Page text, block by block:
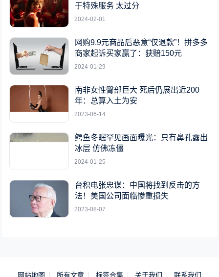
于特殊服务 太过分
2024-02-01
网购9.9元商品后恶意“仅退款”！拼多多
商家起诉买家赢了：获赔150元
2024-01-29
南非女性臀部巨大 死后仍展出近200
年：总算入土为安
2023-06-14
鳄鱼冬眠罕见画面曝光：只有鼻孔露出
冰层 仿佛冻僵
2024-01-25
台积电张忠谋：中国将找到反击的方
法！美国公司面临惨重损失
2023-08-07
网站地图 所有文章 标签合集 关于我们 联系我们